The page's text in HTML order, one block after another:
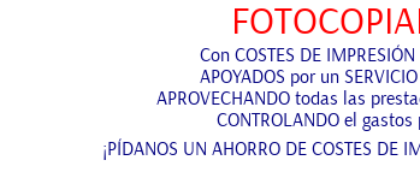
Con COSTES DE
APOYADOS por un
APROVECHANDO todas las
CONTROLANDOel gastos
¡PÍDANOS UN AHORRO DE COSTES DE